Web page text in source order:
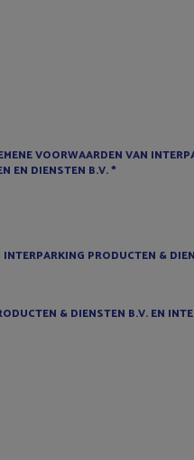
VOORWAARDEN VAN
EN DIENSTEN B.V.*
PRODUCTEN &
& DIENSTEN B.V. EN